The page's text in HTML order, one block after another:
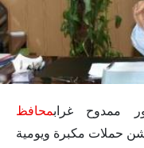
ممدوح غراب محافظ
حملات مكبرة ويومية